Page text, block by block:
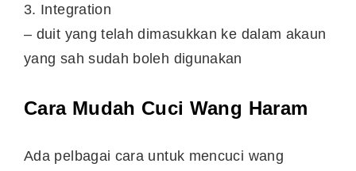
3. Integration
– duit yang telah dimasukkan ke dalam akaun
yang sah sudah boleh digunakan
Cara Mudah Cuci Wang Haram
Ada pelbagai cara untuk mencuci wang